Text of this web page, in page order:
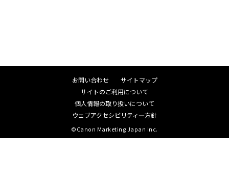
お問い合わせ
サイトマップ
サイトのご利用について
個人情報の取り扱いについて
ウェブアクセシビリティ―方針
©Canon Marketing Japan Inc.